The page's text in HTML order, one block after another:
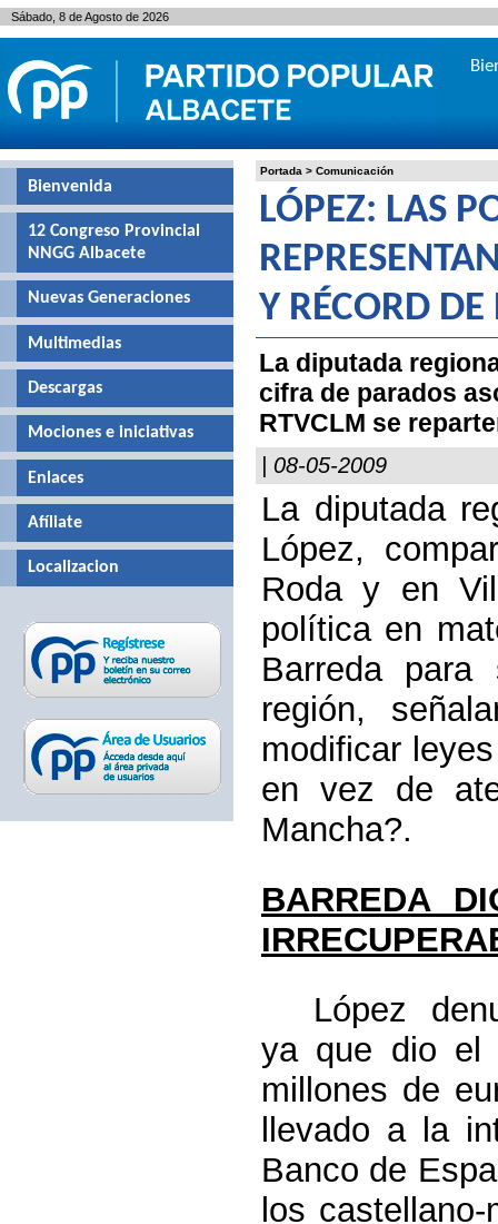
Portada > Comunicación
LÓPEZ: LAS
Y RÉCORD
La diputada
cifra de parados
RTVCLM se
| 08-05-2009
La diputada
López,
Roda y en
política en
Barreda para
región,
modificar
en vez de
Mancha?.
BARREDA
López
ya que dio el
millones de
llevado a la
Banco de
los
Bienvenida
12 Congreso Provincial
NNGG Albacete
Nuevas Generaciones
Multimedias
Descargas
Mociones e iniciativas
Enlaces
Afíliate
Localizacion
Sábado, 8 de Agosto de 2026